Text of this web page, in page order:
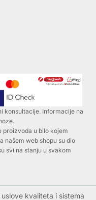
konsultacije. Informacije na
u bilo kojem
našem web shopu su dio
svi na stanju u svakom
kvaliteta i sistema